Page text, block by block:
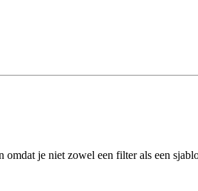
je niet zowel een filter als een